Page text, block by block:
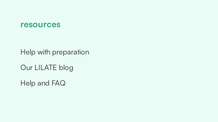
resources
Help with preparation
Our LILATE blog
Help and FAQ